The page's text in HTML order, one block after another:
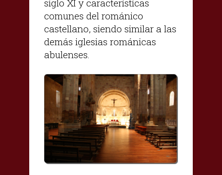
siglo XI y características
comunes del románico
castellano, siendo similar a las
demás iglesias románicas
abulenses.